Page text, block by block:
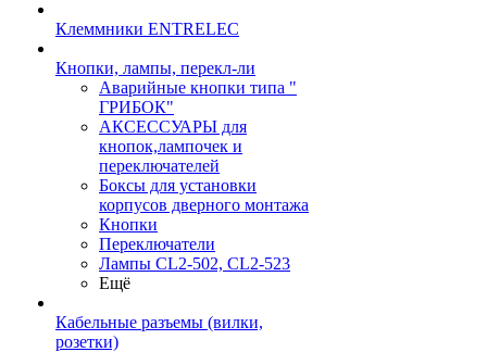
Клеммники ENTRELEC
Кнопки, лампы, перекл-ли
Аварийные кнопки типа "
ГРИБОК"
АКСЕССУАРЫ для
кнопок,лампочек и
переключателей
Боксы для установки
корпусов дверного монтажа
Кнопки
Переключатели
Лампы CL2-502, CL2-523
Ещё
Кабельные разъемы (вилки,
розетки)